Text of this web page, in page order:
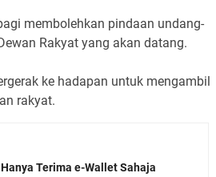
membolehkan pindaan undang-
Rakyat yang akan datang.
ke hadapan untuk mengambil
rakyat.
Terima e-Wallet Sahaja